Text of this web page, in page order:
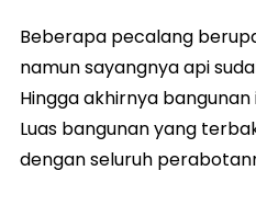
Beberapa pecalang
namun sayangnya api
Hingga akhirnya
Luas bangunan yang
dengan seluruh